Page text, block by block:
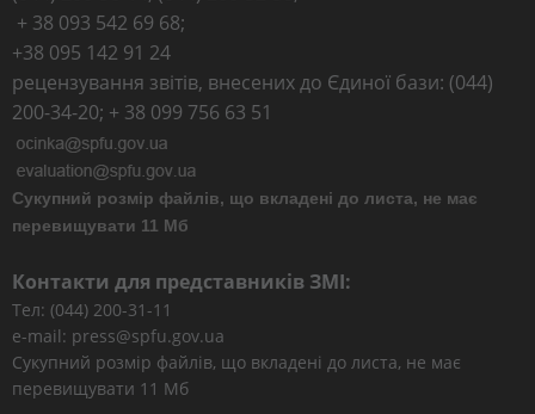
+ 38 093 542 69 68;
+38 095 142 91 24
рецензування звітів, внесених до Єдиної бази: (044)
200-34-20; + 38 099 756 63 51
Сукупний розмір файлів, що вкладені до листа, не має
перевищувати 11 Мб
Контакти для представників ЗМІ:
Тел: (044) 200-31-11
e-mail: press@spfu.gov.ua
Сукупний розмір файлів, що вкладені до листа, не має
перевищувати 11 Мб